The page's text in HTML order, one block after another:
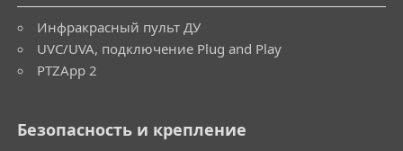
Инфракрасный пульт ДУ
UVC/UVA, подключение Plug and Play
PTZApp 2
Безопасность и крепление